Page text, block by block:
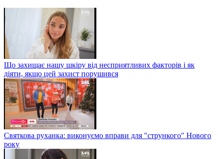
Що захищає нашу шкіру від несприятливих факторів і як
діяти, якщо цей захист порушився
Святкова руханка: виконуємо вправи для "стрункого" Нового
року